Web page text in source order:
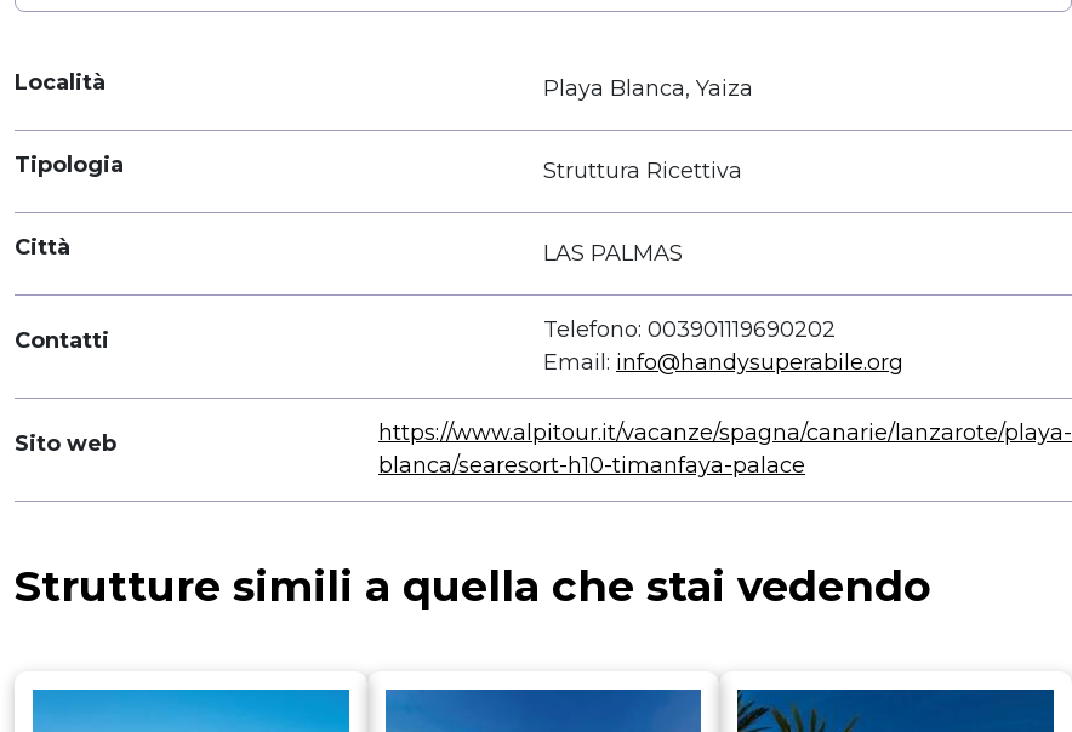
Località Playa Blanca, Yaiza
Tipologia Struttura Ricettiva
Città LAS PALMAS
Contatti
Telefono: 003901119690202
Email: info@handysuperabile.org
Sito web
https://www.alpitour.it/vacanze/spagna/canarie/lanzarote/playa-
blanca/searesort-h10-timanfaya-palace
Strutture simili a quella che stai vedendo